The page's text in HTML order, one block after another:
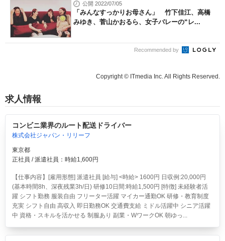
公開 2022/07/05
「みんなすっかりお母さん」 竹下佳江、高橋
みゆき、菅山かおるら、女子バレーの“レ...
Recommended by
Copyright © ITmedia Inc. All Rights Reserved.
求人情報
コンビニ業界のルート配送ドライバー
株式会社ジャパン・リリーフ
東京都
正社員 / 派遣社員：時給1,600円
【仕事内容】[雇用形態] 派遣社員 [給与] <時給> 1600円 日収例:20,000円
(基本時間8h、深夜残業3h/日) 研修10日間:時給1,500円 [特徴] 未経験者活
躍 シフト勤務 服装自由 フリーター活躍 マイカー通勤OK 研修・教育制度
充実 シフト自由 高収入 即日勤務OK 交通費支給 ミドル活躍中 シニア活躍
中 資格・スキルを活かせる 制服あり 副業・WワークOK 朝ゆっ...